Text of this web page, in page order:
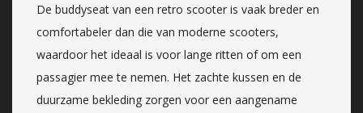
De buddyseat van een retro scooter is vaak breder en
comfortabeler dan die van moderne scooters,
waardoor het ideaal is voor lange ritten of om een
passagier mee te nemen. Het zachte kussen en de
duurzame bekleding zorgen voor een aangename